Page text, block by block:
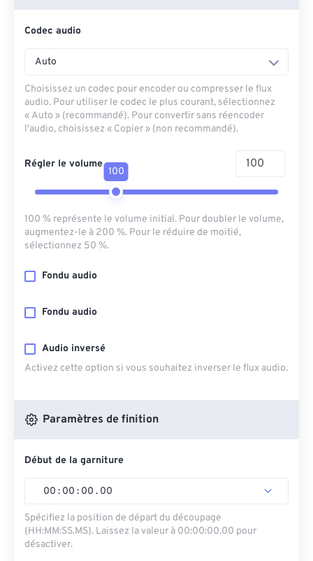
Codec audio
Auto
Choisissez un codec pour encoder ou compresser le flux
audio. Pour utiliser le codec le plus courant, sélectionnez
« Auto » (recommandé). Pour convertir sans réencoder
l'audio, choisissez « Copier » (non recommandé).
Régler le volume
100
100 % représente le volume initial. Pour doubler le volume,
augmentez-le à 200 %. Pour le réduire de moitié,
sélectionnez 50 %.
Fondu audio
Fondu audio
Audio inversé
Activez cette option si vous souhaitez inverser le flux audio.
Paramètres de finition
Début de la garniture
00 : 00 : 00 . 00
Spécifiez la position de départ du découpage
(HH:MM:SS.MS). Laissez la valeur à 00:00:00.00 pour
désactiver.